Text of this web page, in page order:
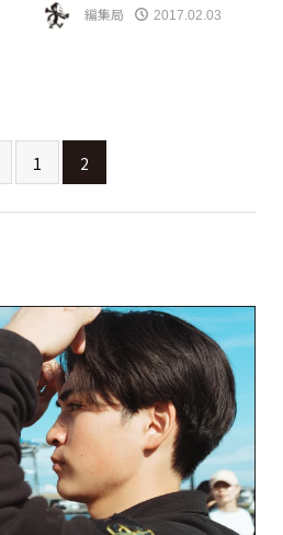
編集局 2017.02.03
1 2